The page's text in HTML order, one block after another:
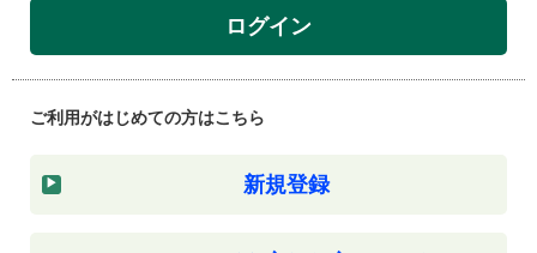
ログイン
ご利用がはじめての方はこちら
新規登録